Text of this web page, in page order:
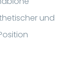
und